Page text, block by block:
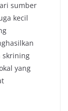
sumber
kecil
skrining
yang